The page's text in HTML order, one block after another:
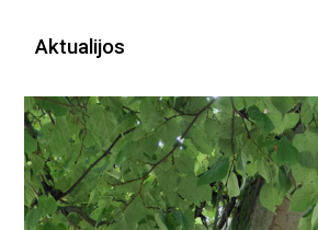
Aktualijos